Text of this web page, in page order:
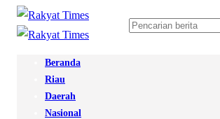
Beranda
Riau
Daerah
Nasional